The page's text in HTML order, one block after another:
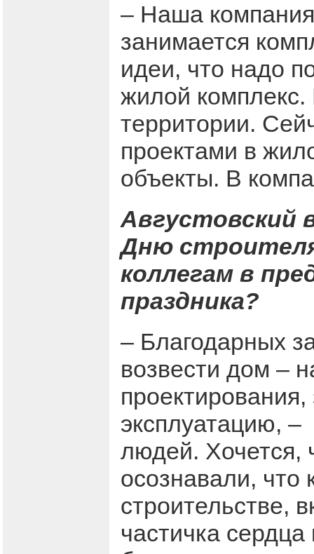
– Наша
занимается
идеи, что надо
жилой
территории.
проектами в
объекты. В
Августовский
Дню
коллегам в
праздника?
– Благодарных
возвести дом –
эксплуатацию,
людей. Хочется,
осознавали, что
строительстве,
частичка